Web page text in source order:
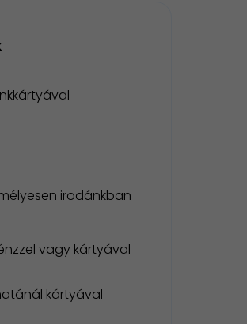
irodánkban
vagy kártyával
kártyával